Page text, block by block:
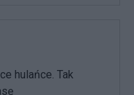
hulańce. Tak